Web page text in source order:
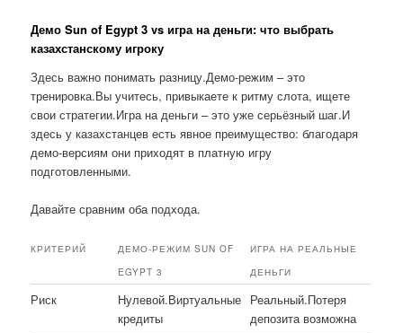
Демо Sun of Egypt 3 vs игра на деньги: что выбрать
казахстанскому игроку
Здесь важно понимать разницу.Демо-режим – это
тренировка.Вы учитесь, привыкаете к ритму слота, ищете
свои стратегии.Игра на деньги – это уже серьёзный шаг.И
здесь у казахстанцев есть явное преимущество: благодаря
демо-версиям они приходят в платную игру
подготовленными.
Давайте сравним оба подхода.
КРИТЕРИЙ
ДЕМО-РЕЖИМ SUN OF
EGYPT 3
ИГРА НА РЕАЛЬНЫЕ
ДЕНЬГИ
Риск
Нулевой.Виртуальные
кредиты
Реальный.Потеря
депозита возможна